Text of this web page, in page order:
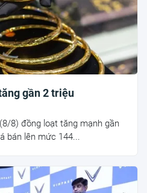
gần 2 triệu
8) đồng loạt tăng mạnh gần
bán lên mức 144...